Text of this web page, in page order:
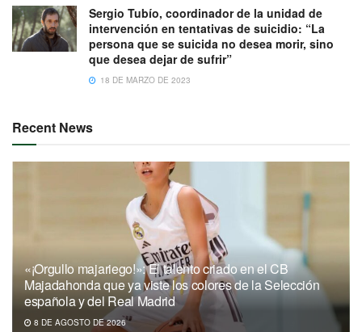
Sergio Tubío, coordinador de la unidad de
intervención en tentativas de suicidio: “La
persona que se suicida no desea morir, sino
que desea dejar de sufrir”
18 DE MARZO DE 2023
Recent News
«¡Orgullo majariego!»: El talento criado en el CB
Majadahonda que ya viste los colores de la Selección
española y del Real Madrid
8 DE AGOSTO DE 2026